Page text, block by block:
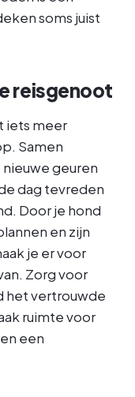
soms juist
reisgenoot
iets meer
Samen
geuren
dag tevreden
Door je hond
en zijn
je er voor
Zorg voor
het vertrouwde
ruimte voor
een